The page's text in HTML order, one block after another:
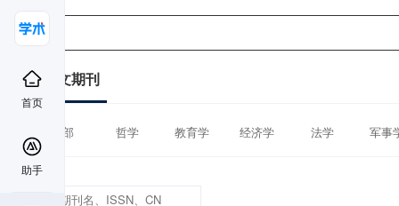
首页
助手
中文期刊
全部 哲学 教育学 经济学 法学 军事